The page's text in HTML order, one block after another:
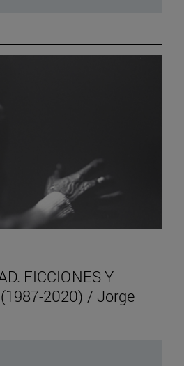
FICCIONES Y
2020) / Jorge